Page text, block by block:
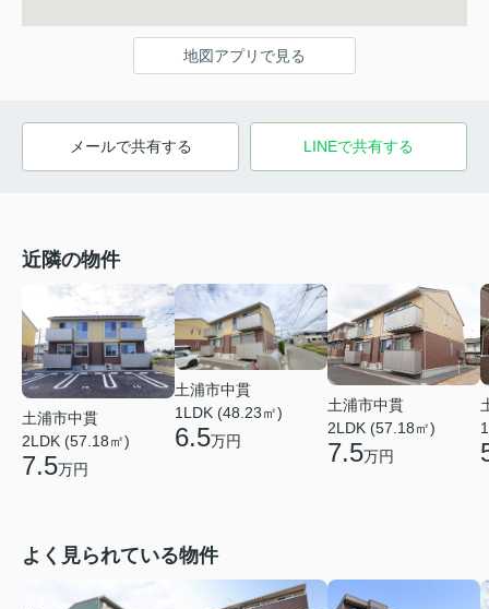
地図アプリで見る
メールで共有する LINEで共有する
近隣の物件
土浦市中貫
2LDK (57.18㎡)
7.5万円
土浦市中貫
1LDK (48.23㎡)
6.5万円
土浦市中貫
2LDK (57.18㎡)
7.5万円
よく見られている物件